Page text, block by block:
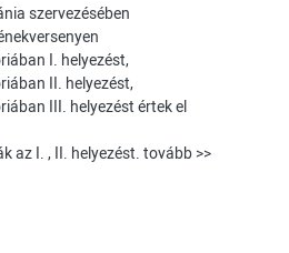
szervezésében
I. helyezést,
II. helyezést,
III. helyezést értek el
az I. , II. helyezést. tovább >>